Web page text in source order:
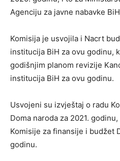
Agenciju za javne nabavke
Komisija je usvojila i Nacrt
institucija BiH za ovu godinu,
godišnjim planom revizije
institucija BiH za ovu godinu.
Usvojeni su izvještaj o radu
Doma naroda za 2021.
Komisije za finansije i budžet
godinu.